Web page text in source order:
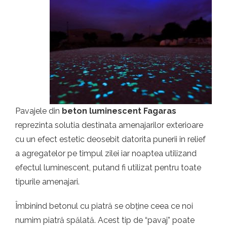
Pavajele din beton luminescent Fagaras
reprezinta solutia destinata amenajarilor exterioare
cu un efect estetic deosebit datorita punerii in relief
a agregatelor pe timpul zilei iar noaptea utilizand
efectul luminescent, putand fi utilizat pentru toate
tipurile amenajari.
Îmbinînd betonul cu piatră se obține ceea ce noi
numim piatră spălată. Acest tip de “pavaj” poate